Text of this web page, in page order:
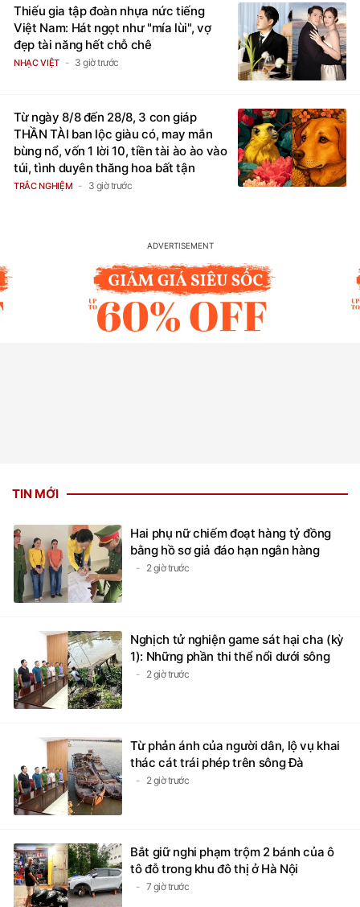
Thiếu gia tập đoàn nhựa nức tiếng
Việt Nam: Hát ngọt như "mía lùi", vợ
đẹp tài năng hết chỗ chê
NHẠC VIỆT 3 giờ trước
Từ ngày 8/8 đến 28/8, 3 con giáp
THẦN TÀI ban lộc giàu có, may mắn
bùng nổ, vốn 1 lời 10, tiền tài ào ào vào
túi, tình duyên thăng hoa bất tận
TRẮC NGHIỆM 3 giờ trước
TIN MỚI
Hai phụ nữ chiếm đoạt hàng tỷ đồng
bằng hồ sơ giả đáo hạn ngân hàng
2 giờ trước
Nghịch tử nghiện game sát hại cha (kỳ
1): Những phần thi thể nổi dưới sông
2 giờ trước
Từ phản ánh của người dân, lộ vụ khai
thác cát trái phép trên sông Đà
2 giờ trước
Bắt giữ nghi phạm trộm 2 bánh của ô
tô đỗ trong khu đô thị ở Hà Nội
7 giờ trước